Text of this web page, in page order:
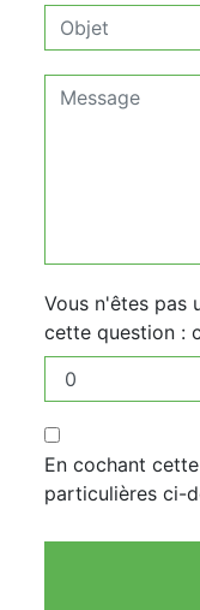
Vous n'êtes pas
cette question :
En cochant
particulières ci-